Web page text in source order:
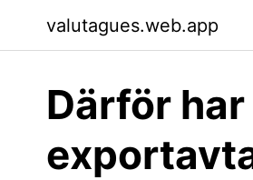
valutagues.web.app
Därför